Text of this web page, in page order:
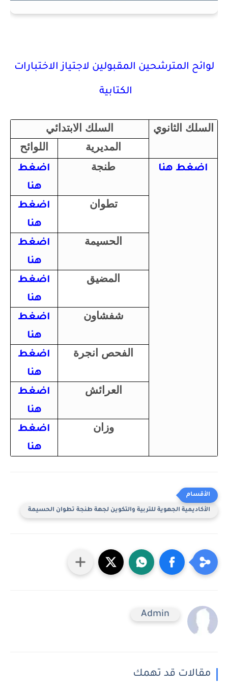
لوائح المترشحين المقبولين لاجتياز الاختبارات
الكتابية
السلك الثانوي
السلك الابتدائي
المديرية
اللوائح
اضغط هنا طنجة
اضغط
هنا
تطوان
اضغط
هنا
الحسيمة
اضغط
هنا
المضيق
اضغط
هنا
شفشاون
اضغط
هنا
الفحص انجرة
اضغط
هنا
العرائش
اضغط
هنا
وزان
اضغط
هنا
الأكاديمية الجهوية للتربية والتكوين لجهة طنجة تطوان الحسيمة
Admin
مقالات قد تهمك